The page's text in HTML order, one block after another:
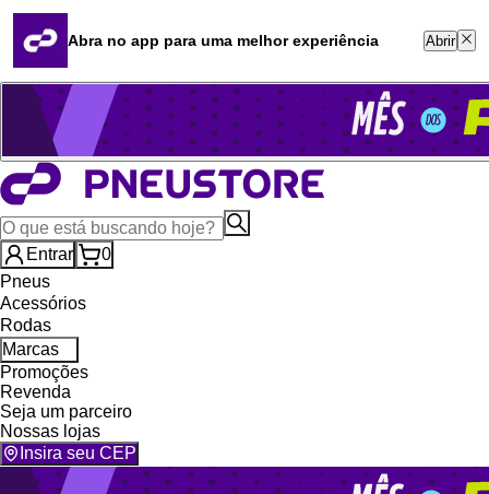
Quero revender
Blog
Whatsapp (16) 99764-8401
Televendas (47) 3046-2551
Entrar
0
Pneus
Acessórios
Rodas
Marcas
Promoções
Revenda
Seja um parceiro
Nossas lojas
Insira seu CEP
Abra no app para uma melhor experiência Abrir